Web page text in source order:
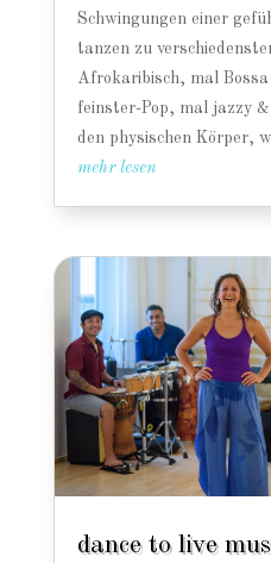
Schwingungen einer
tanzen zu
Afrokaribisch, mal
feinster-Pop, mal jazzy
den physischen Körper,
mehr lesen
dance to live